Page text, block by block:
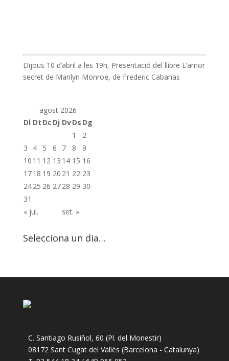
Dijous 10 d’abril a les 19h, Presentació del llibre L’amor
secret de Marilyn Monroe, de Frederic Cabanas
agost 2026
Dl Dt Dc Dj DvDs Dg
1
2
3
4 5 6 7 8
9
10 11 12 13 14 15 16
1718 19 20 21 22 23
2425 26 2728 29 30
31
« jul.
set. »
Selecciona un dia…
C. Santiago Rusiñol, 60 (Pl. del Monestir)
08172 Sant Cugat del Vallès (Barcelona - Catalunya)